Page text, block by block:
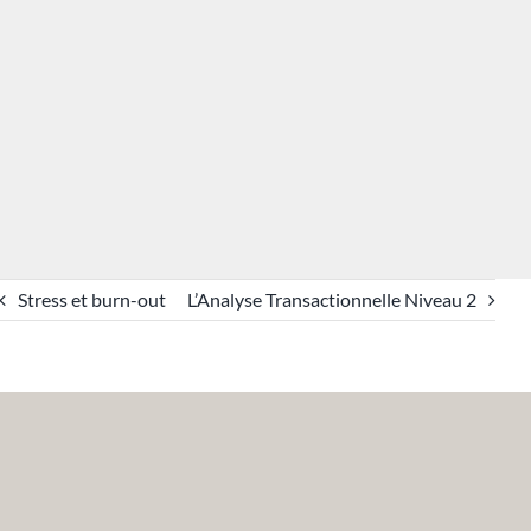
Stress et burn-out L’Analyse Transactionnelle Niveau 2